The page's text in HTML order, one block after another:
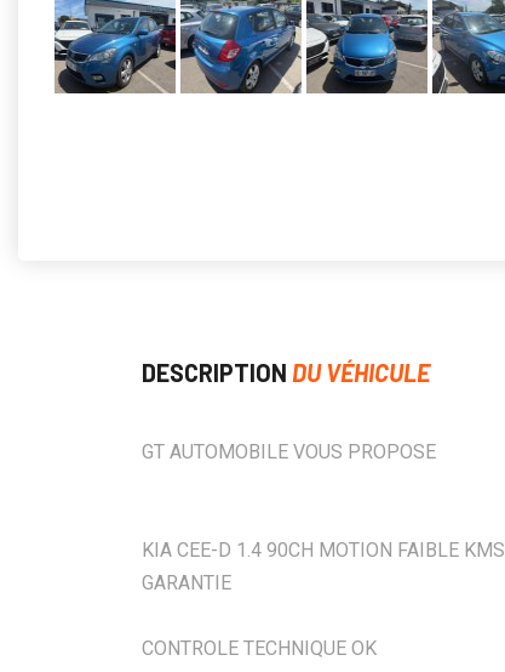
DESCRIPTION DU VÉHICULE
GT AUTOMOBILE VOUS PROPOSE
KIA CEE-D 1.4 90CH MOTION FAIBLE KMS
GARANTIE
CONTROLE TECHNIQUE OK